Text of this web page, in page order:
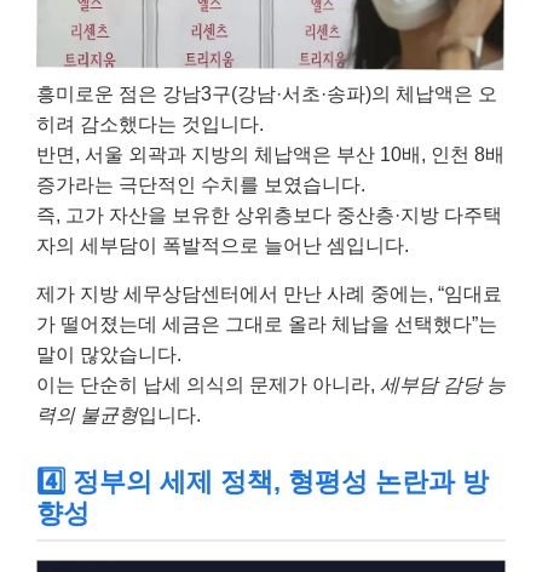
흥미로운 점은 강남3구(강남·서초·송파)의 체납액은 오
히려 감소했다는 것입니다.
반면, 서울 외곽과 지방의 체납액은 부산 10배, 인천 8배
증가라는 극단적인 수치를 보였습니다.
즉, 고가 자산을 보유한 상위층보다 중산층·지방 다주택
자의 세부담이 폭발적으로 늘어난 셈입니다.
제가 지방 세무상담센터에서 만난 사례 중에는, “임대료
가 떨어졌는데 세금은 그대로 올라 체납을 선택했다”는
말이 많았습니다.
이는 단순히 납세 의식의 문제가 아니라, 세부담 감당 능
력의 불균형입니다.
4️⃣ 정부의 세제 정책, 형평성 논란과 방
향성